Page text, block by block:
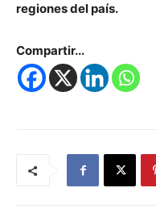
regiones del país.
Compartir...